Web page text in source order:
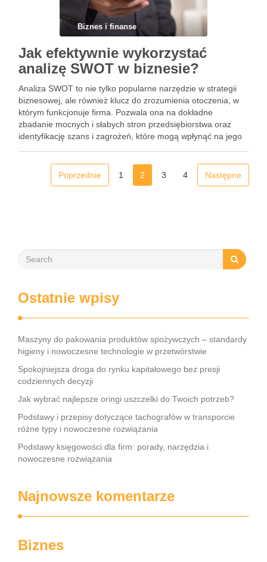
Biznes i finanse
Jak efektywnie wykorzystać
analizę SWOT w biznesie?
Analiza SWOT to nie tylko popularne narzędzie w strategii
biznesowej, ale również klucz do zrozumienia otoczenia, w
którym funkcjonuje firma. Pozwala ona na dokładne
zbadanie mocnych i słabych stron przedsiębiorstwa oraz
identyfikację szans i zagrożeń, które mogą wpłynąć na jego
Poprzednie
1 2 3 4 Następne
Ostatnie wpisy
Maszyny do pakowania produktów spożywczych – standardy
higieny i nowoczesne technologie w przetwórstwie
Spokojniejsza droga do rynku kapitałowego bez presji
codziennych decyzji
Jak wybrać najlepsze oringi uszczelki do Twoich potrzeb?
Podstawy i przepisy dotyczące tachografów w transporcie
różne typy i nowoczesne rozwiązania
Podstawy księgowości dla firm: porady, narzędzia i
nowoczesne rozwiązania
Najnowsze komentarze
Biznes